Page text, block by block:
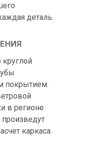
покрытием.
в регионе
каркаса.
деталь.